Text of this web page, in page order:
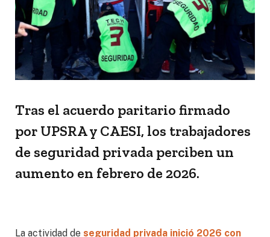
Tras el acuerdo paritario firmado
por UPSRA y CAESI, los trabajadores
de seguridad privada perciben un
aumento en febrero de 2026.
La actividad de seguridad privada inició 2026 con